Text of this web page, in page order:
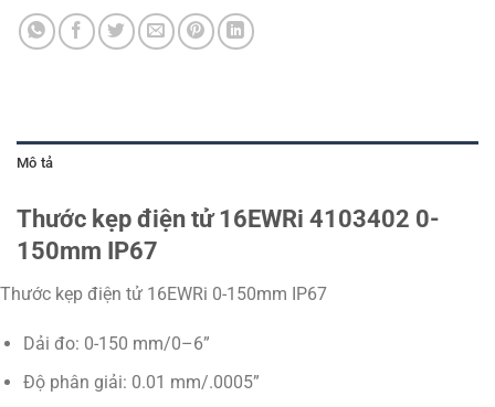
Mô tả
Thước kẹp điện tử 16EWRi 4103402 0-
150mm IP67
Thước kẹp điện tử 16EWRi 0-150mm IP67
Dải đo: 0-150 mm/0–6”
Độ phân giải: 0.01 mm/.0005”